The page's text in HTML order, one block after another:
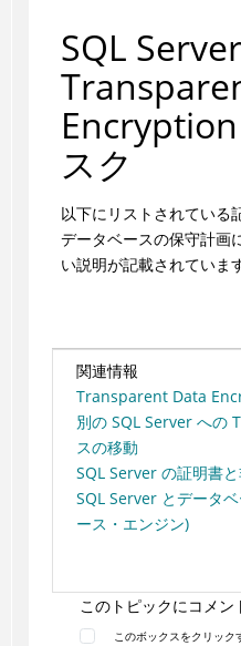
SQL
スク
以下にリストされている
データベースの保守計画
い説明が記載されています
関連情報
Transparent Data
別の SQL Server への
スの移動
SQL Server の証明書
SQL Server とデータ
ース・エンジン)
このトピックにコメン
このボックスをクリック